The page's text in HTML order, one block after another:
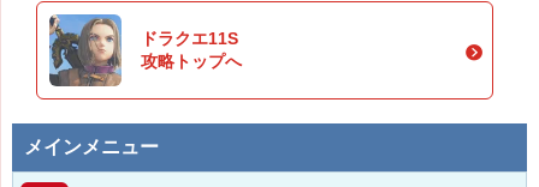
ドラクエ11S
攻略トップへ
メインメニュー